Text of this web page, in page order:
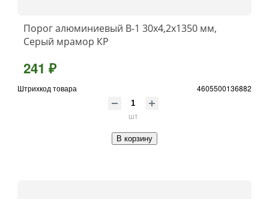
Порог алюминиевый B-1 30х4,2x1350 мм,
Серый мрамор КР
241 ₽
Штрихкод товара 4605500136882
шт
В корзину